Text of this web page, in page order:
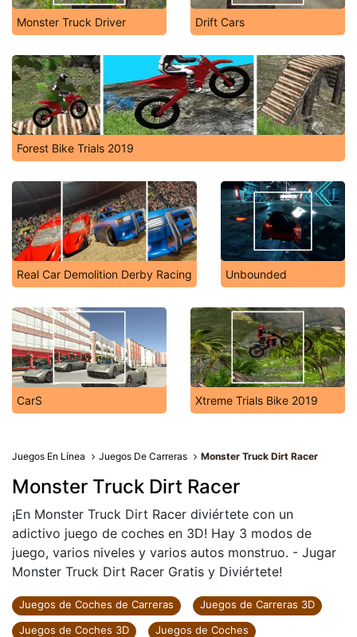
Monster Truck Driver Drift Cars
Forest Bike Trials 2019
Real Car Demolition Derby Racing Unbounded
CarS Xtreme Trials Bike 2019
Juegos En Línea Juegos De Carreras Monster Truck Dirt Racer
Monster Truck Dirt Racer
¡En Monster Truck Dirt Racer diviértete con un
adictivo juego de coches en 3D! Hay 3 modos de
juego, varios niveles y varios autos monstruo. - Jugar
Monster Truck Dirt Racer Gratis y Diviértete!
Juegos de Coches de Carreras
Juegos de Carreras 3D
Juegos de Coches 3D
Juegos de Coches